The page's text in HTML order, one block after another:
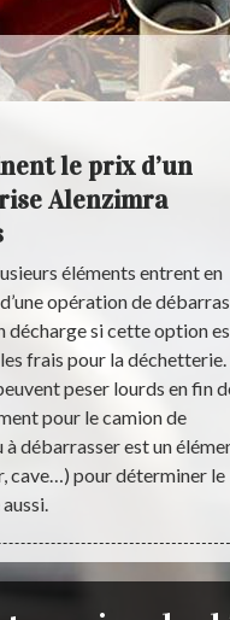
le prix d’un
Alenzimra
éléments entrent en
opération de
décharge si cette option
frais pour la
peser lourds en fin
pour le camion de
débarrasser est un
cave…) pour déterminer le